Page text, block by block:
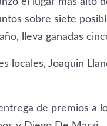
sobre siete
lleva ganadas
locales, Joaquin
de premios a